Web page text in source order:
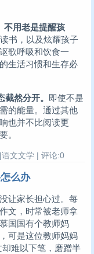
不用老是提醒孩
书，以及炫耀孩子
歌呼吸和饮食一
生活习惯和生存必
然分开。 即使不是
的能量。通过其他
也并不比阅读更
。
文文学 | 评论:0
么办
让家长担心过。每
文，时常被老师拿
国国有个教师妈
可是这位教师妈妈
难以下笔，磨蹭半